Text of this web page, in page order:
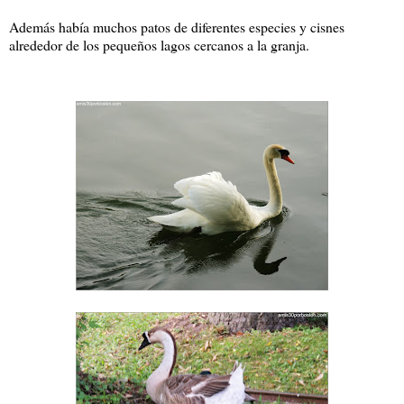
Además había muchos patos de diferentes especies y cisnes
alrededor de los pequeños lagos cercanos a la granja.